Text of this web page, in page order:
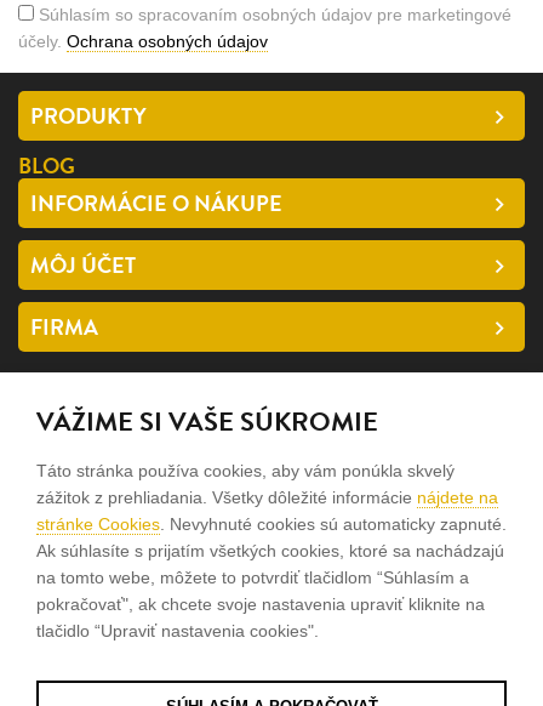
Súhlasím so spracovaním osobných údajov pre marketingové
účely. Ochrana osobných údajov
PRODUKTY
BLOG
INFORMÁCIE O NÁKUPE
MÔJ ÚČET
FIRMA
SLEDUJTE NÁS
facebook
instagram
Sme rodinná firma a zameriavame sa na predaj hodiniek a
šperkov od roku 1994.
Pozrite sa na naše ďaľšie web stránky.
VÁŽIME SI VAŠE SÚKROMIE
Táto stránka používa cookies, aby vám ponúkla skvelý
zážitok z prehliadania. Všetky dôležité informácie nájdete na
stránke Cookies . Nevyhnuté cookies sú automaticky zapnuté.
Ak súhlasíte s prijatím všetkých cookies, ktoré sa nachádzajú
na tomto webe, môžete to potvrdiť tlačidlom “Súhlasím a
pokračovať", ak chcete svoje nastavenia upraviť kliknite na
tlačidlo “Upraviť nastavenia cookies".